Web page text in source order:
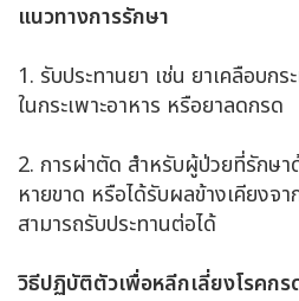
แนวทางการรักษา
1. รับประทานยา เช่น ยาเคลือบก
ในกระเพาะอาหาร หรือยาลดกรด
2. การผ่าตัด สำหรับผู้ป่วยที่รักษา
หายขาด หรือได้รับผลข้างเคียงจ
สามารถรับประทานต่อได้
วิธีปฏิบัติตัวเพื่อหลีกเลี่ยงโรคกร